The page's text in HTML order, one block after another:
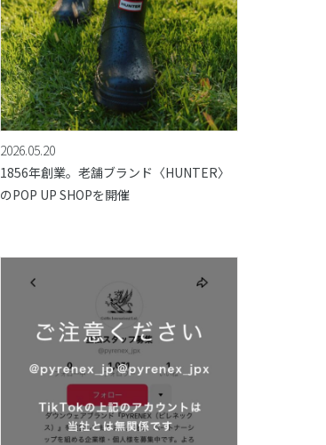
2026.05.20
1856年創業。老舗ブランド〈HUNTER〉
のPOP UP SHOPを開催